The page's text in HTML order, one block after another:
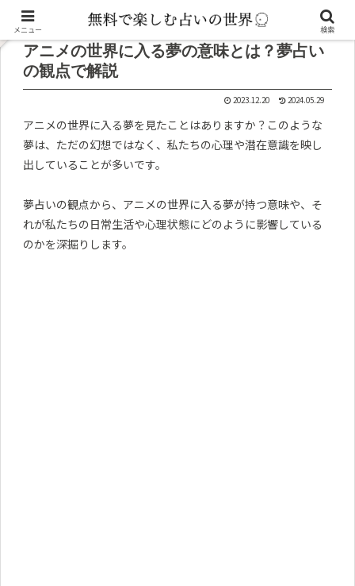
記事内に広告が含まれています。
アニメの世界に入る夢の意味とは？夢占い
の観点で解説
2023.12.20 2024.05.29
アニメの世界に入る夢を見たことはありますか？このような
夢は、ただの幻想ではなく、私たちの心理や潜在意識を映し
出していることが多いです。
夢占いの観点から、アニメの世界に入る夢が持つ意味や、そ
れが私たちの日常生活や心理状態にどのように影響している
のかを深掘りします。
メニュー 検索